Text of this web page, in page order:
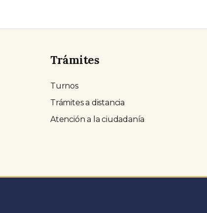
Trámites
Turnos
Trámites a distancia
Atención a la ciudadanía